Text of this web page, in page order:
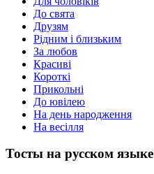
До свята
Друзям
Рідним і близьким
За любов
Красиві
Короткі
Прикольні
До ювілею
На день народження
На весілля
Тосты на русском языке